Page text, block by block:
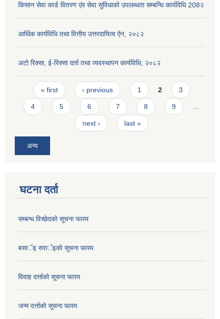
किसान सेवा कार्ड वितरण एंव सेवा सुविधाको उपलब्धता सम्बन्धि कार्यविधि 208२
आर्थिक कार्यविधि तथा वित्तीय उत्तरदायित्व ऐन, २०८२
अटो रिक्सा, ई-रिक्सा दर्ता तथा व्यवस्थापन कार्यविधि, २०८२
Pages
« first ‹ previous 1 2 3
4 5 6 7 8 9
next › last »
अन्य
घटना दर्ता
सम्बन्ध विच्छेदकाे सूचना फारम
बसार्इ सरार्इकाे सूचना फारम
विवाह दर्त्ताकाे सूचना फारम
जन्म दर्त्ताकाे सूचना फारम